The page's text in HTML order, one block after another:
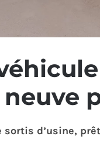
d’usine,